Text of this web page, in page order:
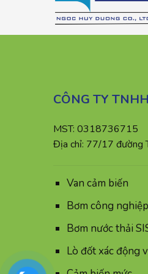
CÔNG TY
MST: 0318736715
Địa chỉ: 77/17 đường
Van cảm biến
Bơm công
Bơm nước thải
Lò đốt xác động